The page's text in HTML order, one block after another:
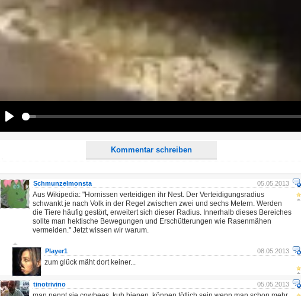
Kommentar schreiben
E-Mail-Adresse (optional):
Kommentar:
Alle HTML-Tags außer <br>, <strike> und <i> werden aus Deinem Kommentar entfernt.
URLs werden automatisch umgewandelt. Bitte verwende "www." oder "http://" in URLs
Ich möchte eine E-Mail, wenn auf dieser Seite weitere Kommentare erscheinen.
05.05.2013
Schmunzelmonsta
Aus Wikipedia: "Hornissen verteidigen ihr Nest. Der Verteidigungsradius
schwankt je nach Volk in der Regel zwischen zwei und sechs Metern. Werden
die Tiere häufig gestört, erweitert sich dieser Radius. Innerhalb dieses Bereiches
sollte man hektische Bewegungen und Erschütterungen wie Rasenmähen
vermeiden." Jetzt wissen wir warum.
08.05.2013
Player1
zum glück mäht dort keiner...
05.05.2013
tinotrivino